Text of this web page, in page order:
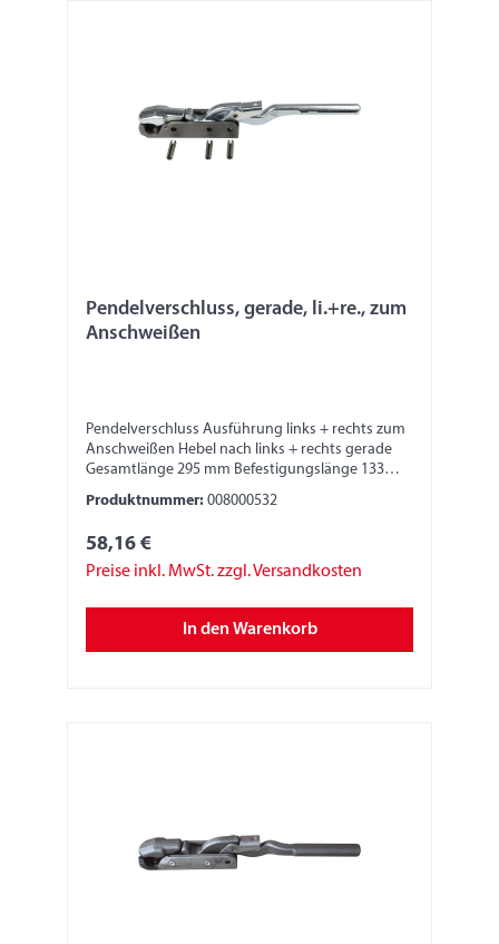
Pendelverschluss, gerade, li.+re., zum
Anschweißen
Pendelverschluss Ausführung links + rechts zum
Anschweißen Hebel nach links + rechts gerade
Gesamtlänge 295 mm Befestigungslänge 133
mm Breite 30 mm Höhe 45 mm
Sonderausführung: Oberteil verzinkt
Produktnummer: 008000532
58,16 €
Preise inkl. MwSt. zzgl. Versandkosten
In den Warenkorb